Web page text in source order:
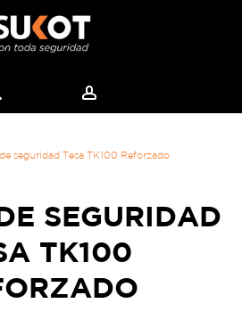
seguridad Tesa TK100 Reforzado
SEGURIDAD
TK100